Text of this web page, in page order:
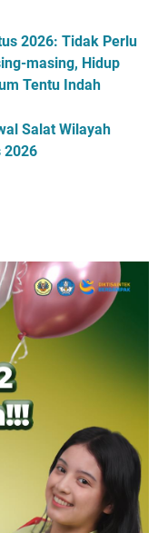
2026: Tidak Perlu
masing, Hidup
Tentu Indah
Salat Wilayah
2026